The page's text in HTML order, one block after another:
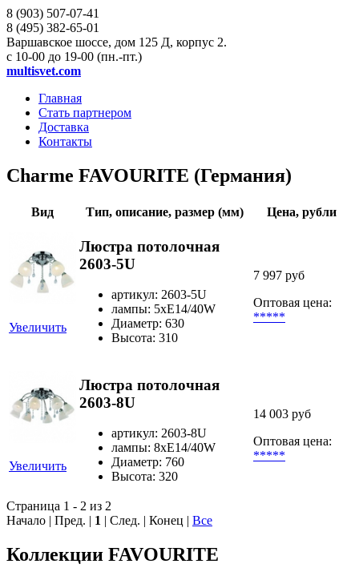
8 (903) 507-07-41
8 (495) 382-65-01
Варшавское шоссе, дом 125 Д, корпус 2.
с 10-00 до 19-00 (пн.-пт.)
multisvet.com
Главная
Стать партнером
Доставка
Контакты
Charme FAVOURITE (Германия)
Вид Тип, описание, размер (мм) Цена, рубли
Увеличить
Люстра потолочная
2603-5U
артикул: 2603-5U
лампы: 5хE14/40W
Диаметр: 630
Высота: 310
7 997 руб
Оптовая цена:
*****
Увеличить
Люстра потолочная
2603-8U
артикул: 2603-8U
лампы: 8хE14/40W
Диаметр: 760
Высота: 320
14 003 руб
Оптовая цена:
*****
Страница 1 - 2 из 2
Начало | Пред. | 1 | След. | Конец | Все
Коллекции FAVOURITE